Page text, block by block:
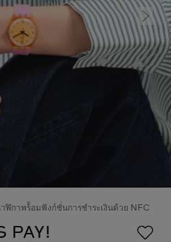
ฬิกาพร้้อมฟังก์ชั่นการชำระเงินด้วย NFC
PAY!